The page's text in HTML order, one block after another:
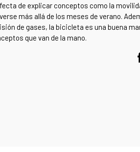
de explicar conceptos como la
más allá de los meses de verano.
de gases, la bicicleta es una buena
que van de la mano.